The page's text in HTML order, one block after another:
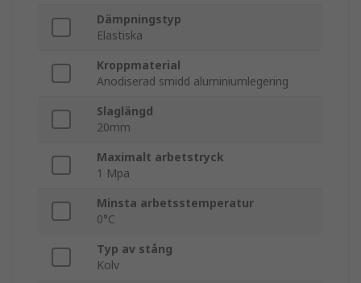
Dämpningstyp
Elastiska
Kroppmaterial
Anodiserad smidd aluminiumlegering
Slaglängd
20mm
Maximalt arbetstryck
1 Mpa
Minsta arbetsstemperatur
0°C
Typ av stång
Kolv